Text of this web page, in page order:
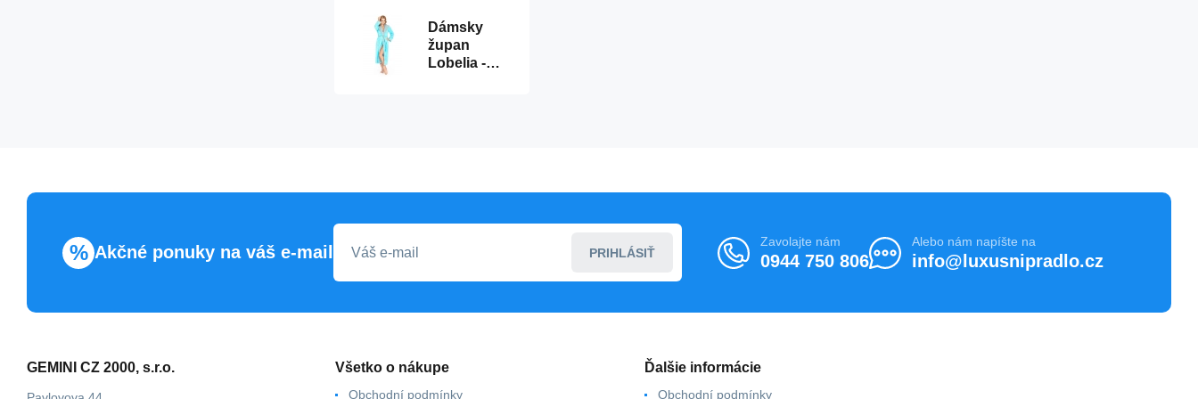
Dámsky
župan
Lobelia -
% Akčné ponuky na váš e-mail PRIHLÁSIŤ
Zavolajte nám
0944 750 806
Alebo nám napíšte na
info@luxusnipradlo.cz
GEMINI CZ 2000, s.r.o. Všetko o nákupe
Obchodní podmínky
Ďalšie informácie
Obchodní podmínky